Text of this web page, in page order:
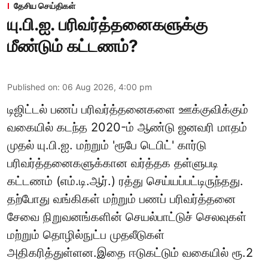
தேசிய செய்திகள்
யு.பி.ஐ. பரிவர்த்தனைகளுக்கு
மீண்டும் கட்டணம்?
Published on: 06 Aug 2026, 4:00 pm
டிஜிட்டல் பணப் பரிவர்த்தனைகளை ஊக்குவிக்கும்
வகையில் கடந்த 2020-ம் ஆண்டு ஜனவரி மாதம்
முதல் யு.பி.ஐ. மற்றும் 'ரூபே டெபிட்' கார்டு
பரிவர்த்தனைகளுக்கான வர்த்தக தள்ளுபடி
கட்டணம் (எம்.டி.ஆர்.) ரத்து செய்யப்பட்டிருந்தது.
தற்போது வங்கிகள் மற்றும் பணப் பரிவர்த்தனை
சேவை நிறுவனங்களின் செயல்பாட்டுச் செலவுகள்
மற்றும் தொழில்நுட்ப முதலீடுகள்
அதிகரித்துள்ளன.இதை ஈடுகட்டும் வகையில் ரூ.2